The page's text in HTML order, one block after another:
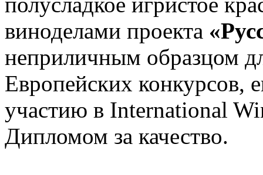
виноделами проекта
неприличным образцом
Европейских конкурсов,
участию в International
Дипломом за качество.